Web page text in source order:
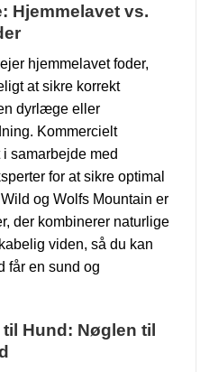
Hjemmelavet vs.
hjemmelavet foder,
at sikre korrekt
dyrlæge eller
Kommercielt
samarbejde med
for at sikre optimal
og Wolfs Mountain er
der kombinerer naturlige
viden, så du kan
får en sund og
Hund: Nøglen til